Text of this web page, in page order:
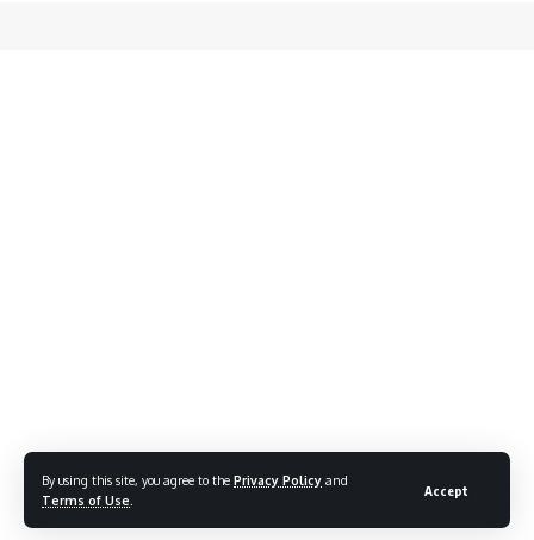
By using this site, you agree to the Privacy Policy and
Terms of Use
Accept